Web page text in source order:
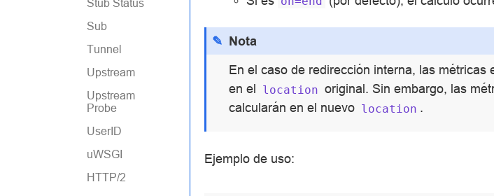
Stub Status
Sub
Tunnel
Upstream
Upstream
Probe
UserID
uWSGI
HTTP/2
Nota
En el caso de redirección interna, las métricas
en el location original. Sin embargo, las
calcularán en el nuevo location .
Ejemplo de uso: